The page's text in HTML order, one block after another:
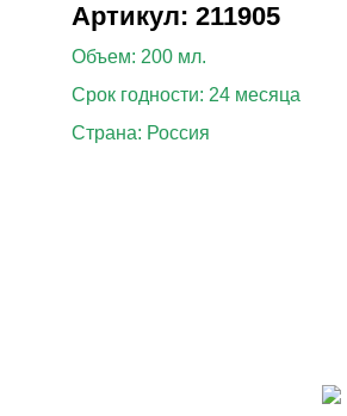
Артикул: 211905
Объем: 200 мл.
Срок годности: 24 месяца
Страна: Россия